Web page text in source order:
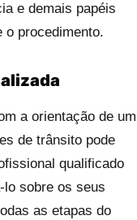
e demais papéis
o procedimento.
a orientação de um
de trânsito pode
qualificado
lo sobre os seus
as etapas do